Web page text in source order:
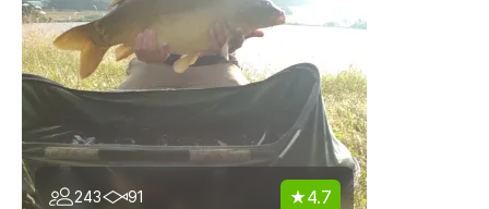
243 91 4.7